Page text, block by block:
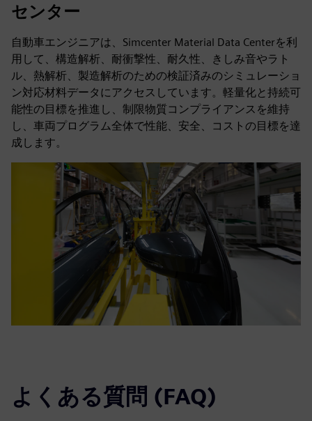
センター
自動車エンジニアは、Simcenter Material Data Centerを利
用して、構造解析、耐衝撃性、耐久性、きしみ音やラト
ル、熱解析、製造解析のための検証済みのシミュレーショ
ン対応材料データにアクセスしています。軽量化と持続可
能性の目標を推進し、制限物質コンプライアンスを維持
し、車両プログラム全体で性能、安全、コストの目標を達
成します。
よくある質問 (FAQ)